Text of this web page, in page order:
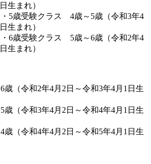
生まれ）
5歳受験クラス 4歳～5歳（令和3年4
生まれ）
6歳受験クラス 5歳～6歳（令和2年4
生まれ）
（令和2年4月2日～令和3年4月1日生
（令和3年4月2日～令和4年4月1日生
（令和4年4月2日～令和5年4月1日生